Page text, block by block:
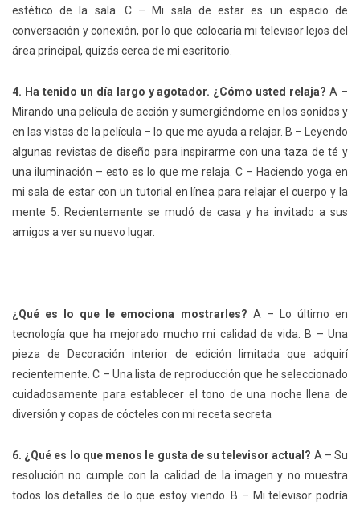
estético de la sala. C – Mi sala de estar es un espacio de
conversación y conexión, por lo que colocaría mi televisor lejos del
área principal, quizás cerca de mi escritorio.
4. Ha tenido un día largo y agotador. ¿Cómo usted relaja?A –
Mirando una película de acción y sumergiéndome en los sonidos y
en las vistas de la película – lo que me ayuda a relajar. B – Leyendo
algunas revistas de diseño para inspirarme con una taza de té y
una iluminación – esto es lo que me relaja. C – Haciendo yoga en
mi sala de estar con un tutorial en línea para relajar el cuerpo y la
mente 5. Recientemente se mudó de casa y ha invitado a sus
amigos a ver su nuevo lugar.
¿Qué es lo que le emociona mostrarles? A – Lo último en
tecnología que ha mejorado mucho mi calidad de vida. B – Una
pieza de Decoración interior de edición limitada que adquirí
recientemente. C – Una lista de reproducción que he seleccionado
cuidadosamente para establecer el tono de una noche llena de
diversión y copas de cócteles con mi receta secreta
6. ¿Qué es lo que menos le gusta de su televisor actual? A – Su
resolución no cumple con la calidad de la imagen y no muestra
todos los detalles de lo que estoy viendo. B – Mi televisor podría